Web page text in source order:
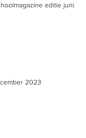
editie juni
2023